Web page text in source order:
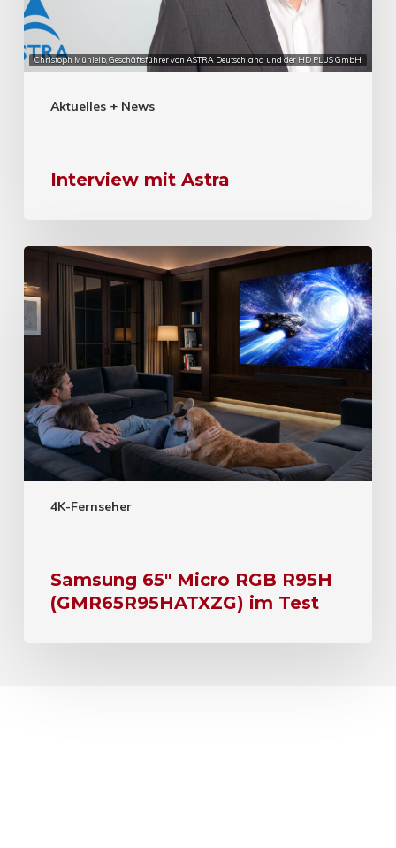
Christoph Mühleib, Geschäftsführer von ASTRA Deutschland und der HD PLUS GmbH
Aktuelles + News
Interview mit Astra
4K-Fernseher
Samsung 65″ Micro RGB R95H
(GMR65R95HATXZG) im Test